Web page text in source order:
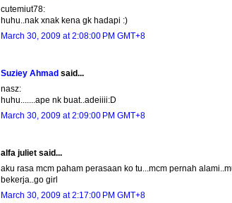
cutemiut78:
huhu..nak xnak kena gk hadapi :)
March 30, 2009 at 2:08:00 PM GMT+8
Suziey Ahmad said...
nasz:
huhu.......ape nk buat..adeiiii:D
March 30, 2009 at 2:09:00 PM GMT+8
alfa juliet said...
aku rasa mcm paham perasaan ko tu...mcm pernah
bekerja..go girl
March 30, 2009 at 2:17:00 PM GMT+8